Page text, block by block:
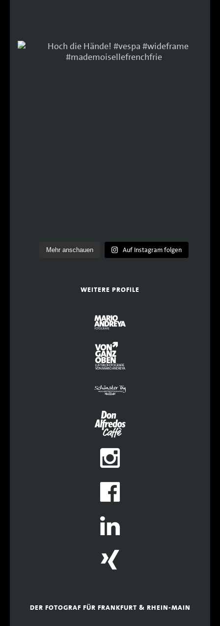
Mehr anschauen Auf Instagram folgen
WEITERE PROFILE
DER FOTOGRAF FÜR FRANKFURT & RHEIN-MAIN